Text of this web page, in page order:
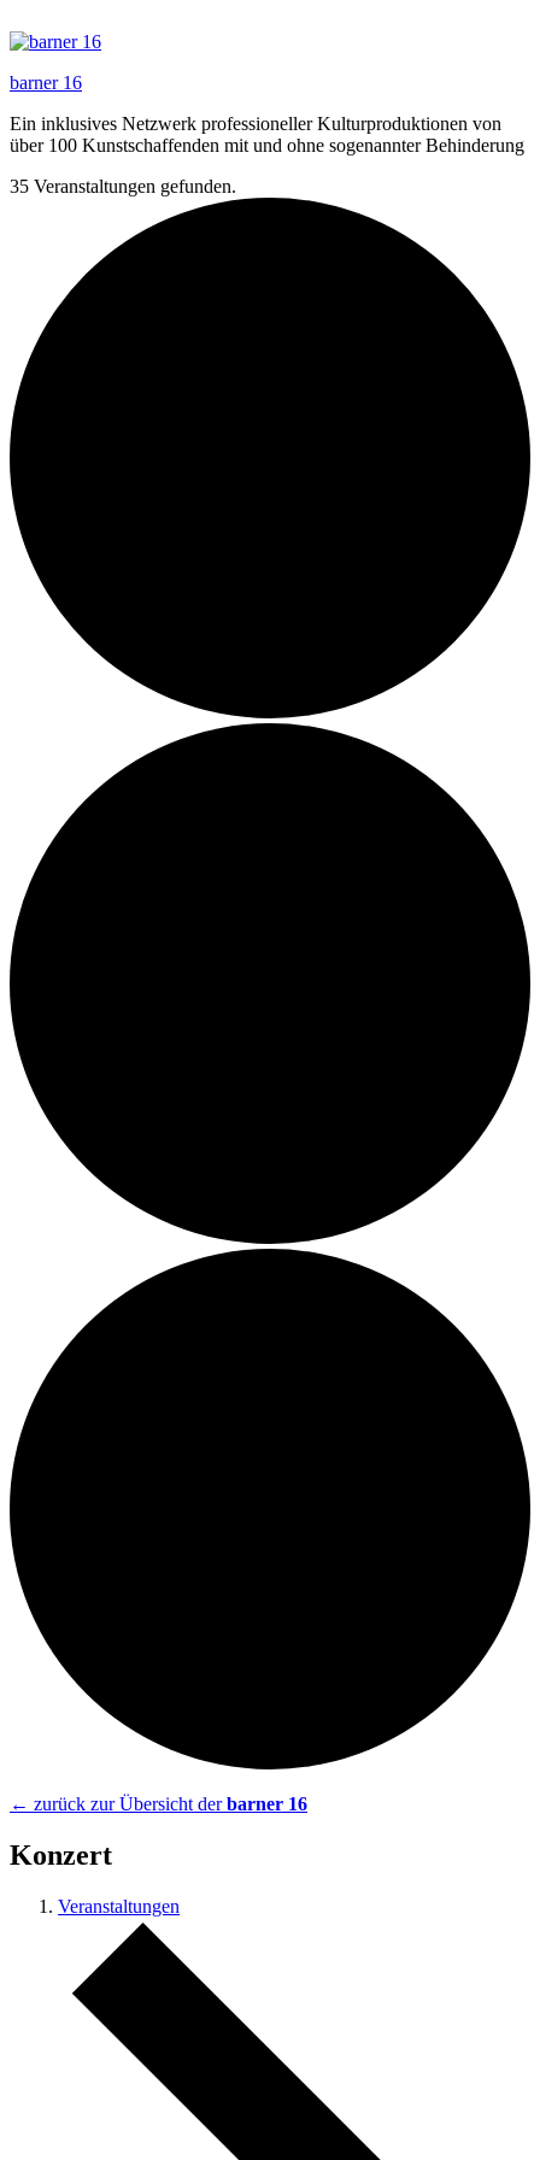
Inhalt
barner 16
Ein inklusives Netzwerk professioneller Kulturproduktionen von
über 100 Kunstschaffenden mit und ohne sogenannter Behinderung
35 Veranstaltungen gefunden.
← zurück zur Übersicht derbarner 16
Konzert
Veranstaltungen